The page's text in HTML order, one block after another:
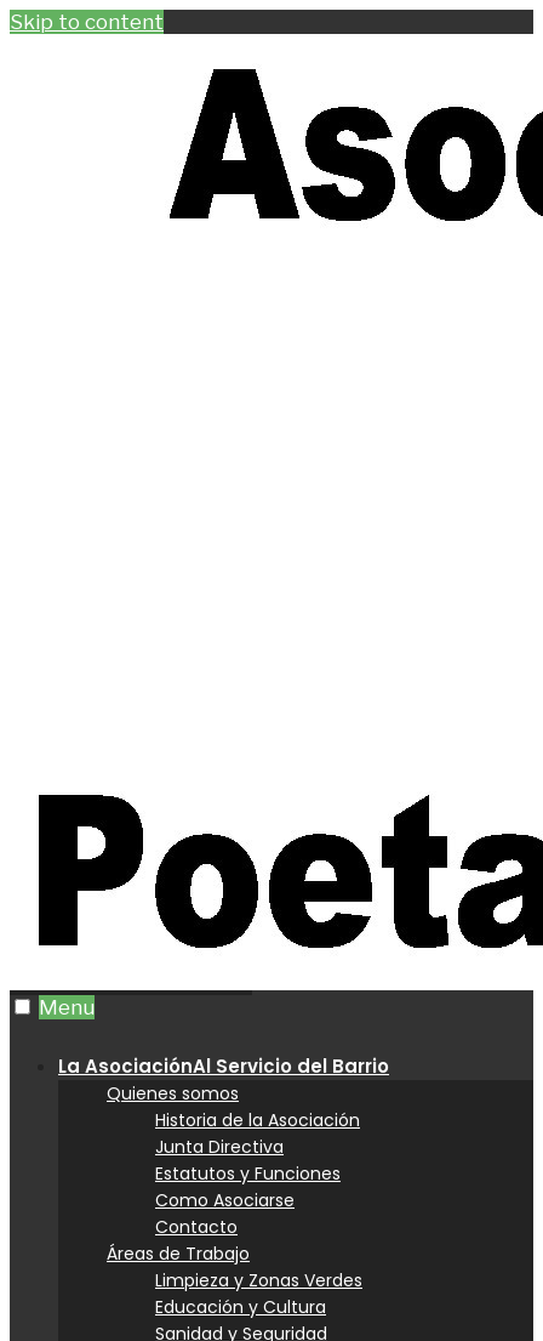
Skip to content
Menu
La AsociaciónAl Servicio del Barrio
Quienes somos
Historia de la Asociación
Junta Directiva
Estatutos y Funciones
Como Asociarse
Contacto
Áreas de Trabajo
Limpieza y Zonas Verdes
Educación y Cultura
Sanidad y Seguridad